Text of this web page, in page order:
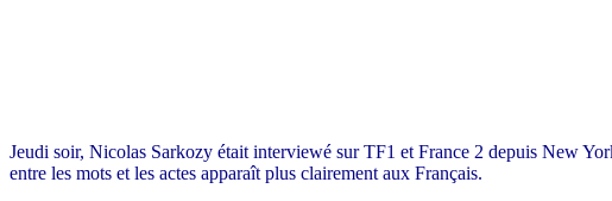
Jeudi soir, Nicolas Sarkozy était interviewé sur TF1 et France 2 depuis New
entre les mots et les actes apparaît plus clairement aux Français.